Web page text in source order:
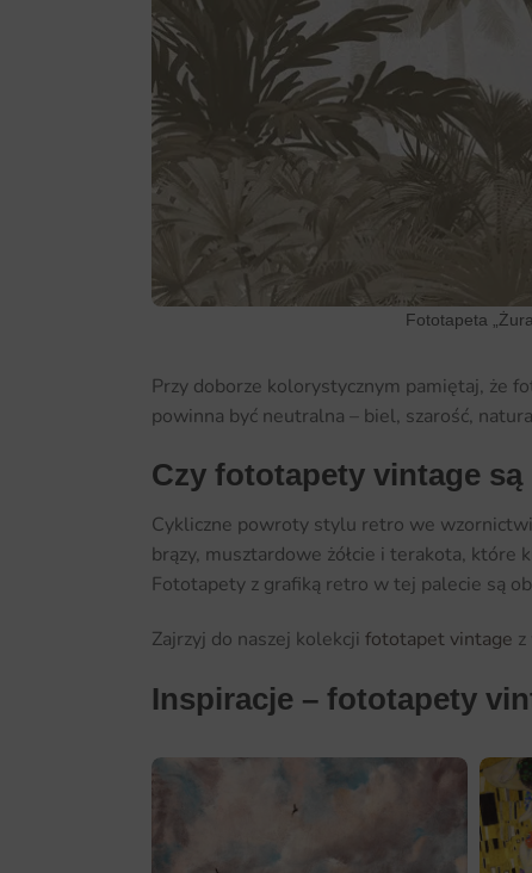
Fototapeta
Przy doborze kolorystycznym pamiętaj, że
powinna być neutralna – biel, szarość,
Czy fototapety vintage są
Cykliczne powroty stylu retro we
brązy, musztardowe żółcie i terakota, które
Fototapety z grafiką retro w tej palecie są
Zajrzyj do naszej kolekcji fototapet vintage
Inspiracje – fototapety